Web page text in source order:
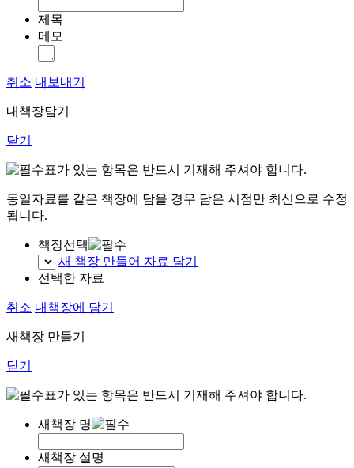
제목
메모
취소 내보내기
내책장담기
닫기
표가 있는 항목은 반드시 기재해 주셔야 합니다.
동일자료를 같은 책장에 담을 경우 담은 시점만 최신으로 수정
됩니다.
책장선택
새 책장 만들어 자료 담기
선택한 자료
취소 내책장에 담기
새책장 만들기
닫기
표가 있는 항목은 반드시 기재해 주셔야 합니다.
새책장 명
새책장 설명